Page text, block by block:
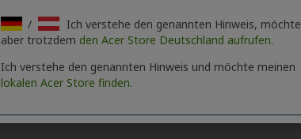
/
Ich verstehe den genannten Hinweis, möchte
aber trotzdem den Acer Store Deutschland aufrufen.
Ich verstehe den genannten Hinweis und möchte meinen
lokalen Acer Store finden.